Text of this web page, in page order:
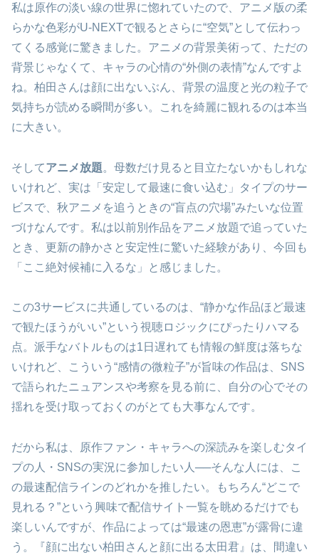
私は原作の淡い線の世界に惚れていたので、アニメ版の柔
らかな色彩がU-NEXTで観るとさらに“空気”として伝わっ
てくる感覚に驚きました。アニメの背景美術って、ただの
背景じゃなくて、キャラの心情の“外側の表情”なんですよ
ね。柏田さんは顔に出ないぶん、背景の温度と光の粒子で
気持ちが読める瞬間が多い。これを綺麗に観れるのは本当
に大きい。
そしてアニメ放題。母数だけ見ると目立たないかもしれな
いけれど、実は「安定して最速に食い込む」タイプのサー
ビスで、秋アニメを追うときの“盲点の穴場”みたいな位置
づけなんです。私は以前別作品をアニメ放題で追っていた
とき、更新の静かさと安定性に驚いた経験があり、今回も
「ここ絶対候補に入るな」と感じました。
この3サービスに共通しているのは、“静かな作品ほど最速
で観たほうがいい”という視聴ロジックにぴったりハマる
点。派手なバトルものは1日遅れても情報の鮮度は落ちな
いけれど、こういう“感情の微粒子”が旨味の作品は、SNS
で語られたニュアンスや考察を見る前に、自分の心でその
揺れを受け取っておくのがとても大事なんです。
だから私は、原作ファン・キャラへの深読みを楽しむタイ
プの人・SNSの実況に参加したい人──そんな人には、こ
の最速配信ラインのどれかを推したい。もちろん“どこで
見れる？”という興味で配信サイト一覧を眺めるだけでも
楽しいんですが、作品によっては“最速の恩恵”が露骨に違
う。『顔に出ない柏田さんと顔に出る太田君』は、間違い